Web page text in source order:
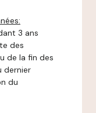
3 ans
des
de la fin des
dernier
du